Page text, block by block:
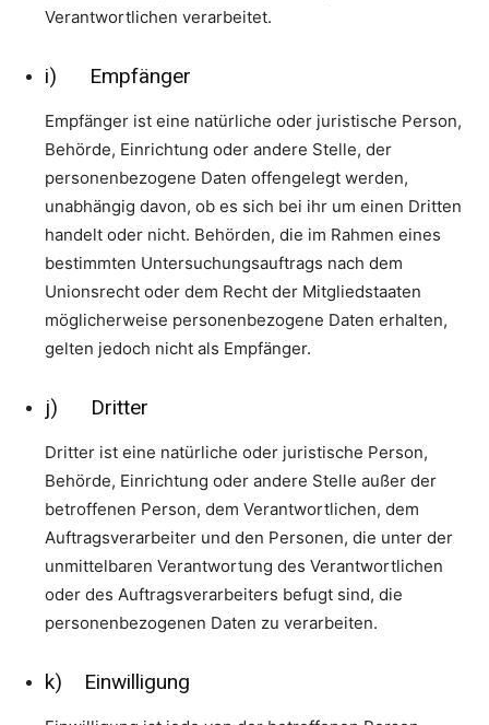
Verantwortlichen verarbeitet.
i) Empfänger
Empfänger ist eine natürliche oder juristische Person,
Behörde, Einrichtung oder andere Stelle, der
personenbezogene Daten offengelegt werden,
unabhängig davon, ob es sich bei ihr um einen Dritten
handelt oder nicht. Behörden, die im Rahmen eines
bestimmten Untersuchungsauftrags nach dem
Unionsrecht oder dem Recht der Mitgliedstaaten
möglicherweise personenbezogene Daten erhalten,
gelten jedoch nicht als Empfänger.
j) Dritter
Dritter ist eine natürliche oder juristische Person,
Behörde, Einrichtung oder andere Stelle außer der
betroffenen Person, dem Verantwortlichen, dem
Auftragsverarbeiter und den Personen, die unter der
unmittelbaren Verantwortung des Verantwortlichen
oder des Auftragsverarbeiters befugt sind, die
personenbezogenen Daten zu verarbeiten.
k) Einwilligung